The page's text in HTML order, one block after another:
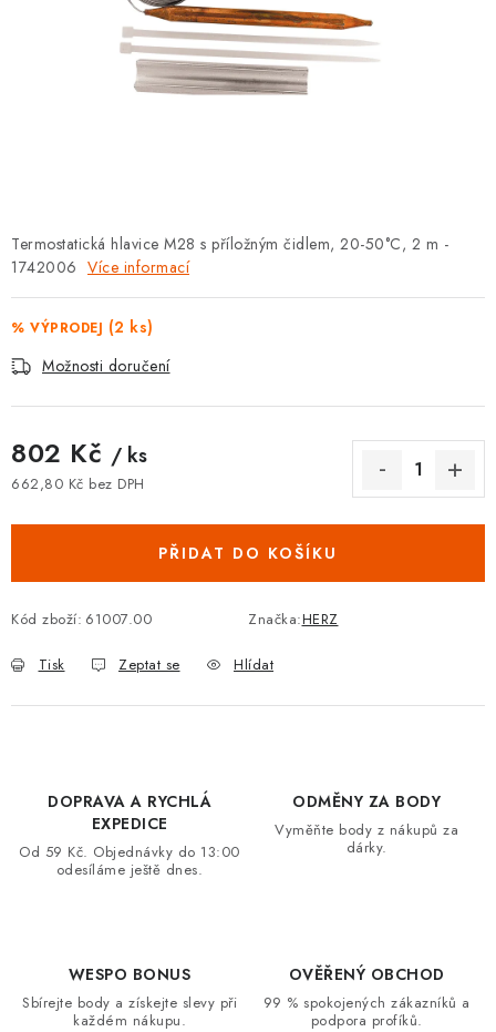
🎁 ODMĚNY ZA BODY
TOPENÁŘSKÁ AKADEMIE
🚚 STAV OBJEDNÁVKY
DOPRAVA A PLATBA
VRÁCENÍ ZBOŽÍ A REKLAMACE
MOJE OBJEDNÁVKA
Termostatická hlavice M28 s příložným čidlem, 20-50°C, 2 m -
1742006 Více informací
% VÝPRODEJ (2 ks)
Možnosti doručení
802 Kč / ks
662,80 Kč bez DPH
PŘIDAT DO KOŠÍKU
Kód zboží: 61007.00 Značka:HERZ
Tisk Zeptat se Hlídat
DOPRAVA A RYCHLÁ
EXPEDICE
Od 59 Kč. Objednávky do 13:00
odesíláme ještě dnes.
ODMĚNY ZA BODY
Vyměňte body z nákupů za
dárky.
WESPO BONUS
Sbírejte body a získejte slevy při
každém nákupu.
OVĚŘENÝ OBCHOD
99 % spokojených zákazníků a
podpora profíků.